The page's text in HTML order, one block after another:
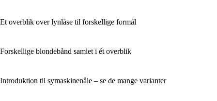
Et overblik over lynlåse til forskellige formål
Forskellige blondebånd samlet i ét overblik
Introduktion til symaskinenåle – se de mange varianter